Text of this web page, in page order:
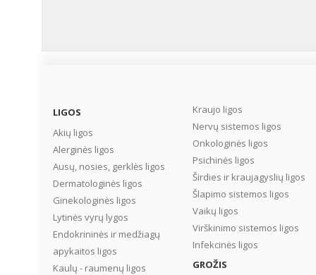
LIGOS
Akių ligos
Alerginės ligos
Ausų, nosies, gerklės ligos
Dermatologinės ligos
Ginekologinės ligos
Lytinės vyrų lygos
Endokrininės ir medžiagų
apykaitos ligos
Kaulų - raumenų ligos
Kraujo ligos
Nervų sistemos ligos
Onkologinės ligos
Psichinės ligos
Širdies ir kraujagyslių ligos
Šlapimo sistemos ligos
Vaikų ligos
Virškinimo sistemos ligos
Infekcinės ligos
GROŽIS